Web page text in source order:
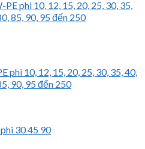
10, 12, 15, 20, 25, 30, 35, 40,
90, 95 đến 250